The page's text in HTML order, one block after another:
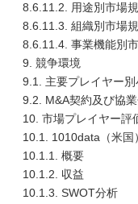
8.6.11.2. 用途別市場
8.6.11.3. 組織別市場
8.6.11.4. 事業機能別
9. 競争環境
9.1. 主要プレイヤー
9.2. M&A契約及び協
10. 市場プレイヤー評
10.1. 1010data（米国）
10.1.1. 概要
10.1.2. 収益
10.1.3. SWOT分析